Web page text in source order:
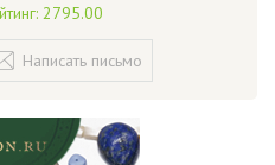
2795.00
Написать письмо